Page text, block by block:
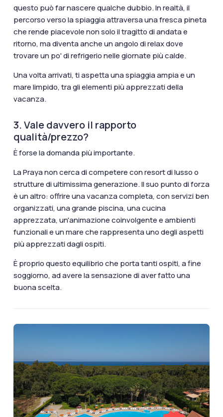
questo può far nascere qualche dubbio. In realtà, il
percorso verso la spiaggia attraversa una fresca pineta
che rende piacevole non solo il tragitto di andata e
ritorno, ma diventa anche un angolo di relax dove
trovare un po' di refrigerio nelle giornate più calde.
Una volta arrivati, ti aspetta una spiaggia ampia e un
mare limpido, tra gli elementi più apprezzati della
vacanza.
3. Vale davvero il rapporto
qualità/prezzo?
È forse la domanda più importante.
La Praya non cerca di competere con resort di lusso o
strutture di ultimissima generazione. Il suo punto di forza
è un altro: offrire una vacanza completa, con servizi ben
organizzati, una grande piscina, una cucina
apprezzata, un'animazione coinvolgente e ambienti
funzionali e un mare che rappresenta uno degli aspetti
più apprezzati dagli ospiti.
È proprio questo equilibrio che porta tanti ospiti, a fine
soggiorno, ad avere la sensazione di aver fatto una
buona scelta.